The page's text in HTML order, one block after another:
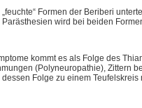
Formen der Beriberi
wird bei beiden
kommt es als Folge des
(Polyneuropathie), Zittern
Folge zu einem